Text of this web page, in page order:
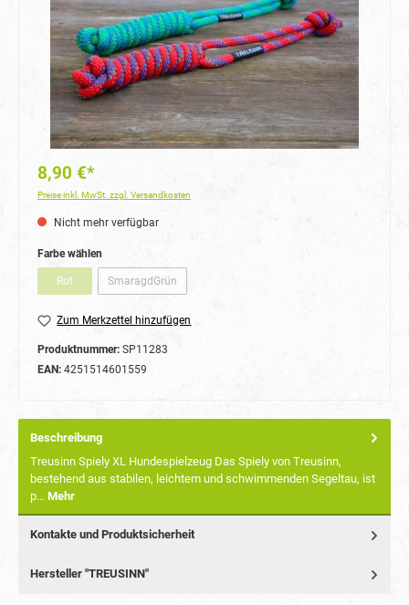
8,90 €*
Preise inkl. MwSt. zzgl. Versandkosten
Nicht mehr verfügbar
Farbe wählenauswählen
Rot
(Diese Option ist zurzeit nicht verfügbar.)
SmaragdGrün(Diese Option ist zurzeit nicht verfügbar.)
Zum Merkzettel hinzufügen
Produktnummer: SP11283
EAN: 4251514601559
Beschreibung
Treusinn Spiely XL Hundespielzeug Das Spiely von Treusinn,
bestehend aus stabilen, leichtem und schwimmenden Segeltau, ist
p… Mehr
Kontakte und Produktsicherheit
Hersteller "TREUSINN"